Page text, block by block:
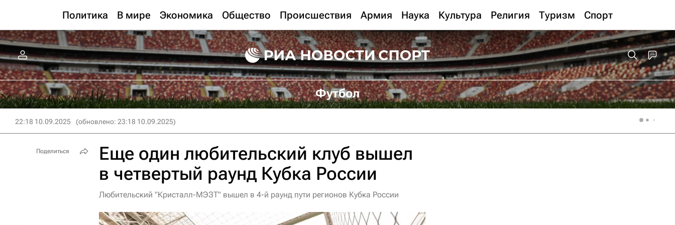
Политика В мире Экономика Общество Происшествия Армия Наука Культура Религия Туризм Спорт
Футбол
22:18 10.09.2025 (обновлено: 23:18 10.09.2025)
Еще один любительский клуб вышел
в четвертый раунд Кубка России
Любительский "Кристалл-МЭЗТ" вышел в 4-й раунд пути регионов Кубка России
Поделиться